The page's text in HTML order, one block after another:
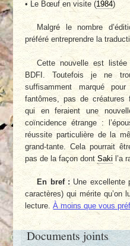
• Le Bœuf en visite (1984)
Malgré le nombre
préféré entreprendre la
Cette nouvelle est
BDFI. Toutefois je ne
suffisamment marqué
fantômes, pas de créatures
qui en feraient une
coïncidence étrange :
réussite particulière de la
grand-tante. Cela pourrait
pas de la façon dontSaki l’a
En bref : Une excellente
caractères) qui mérite qu’on
lecture.À moins que vous
Documents joints